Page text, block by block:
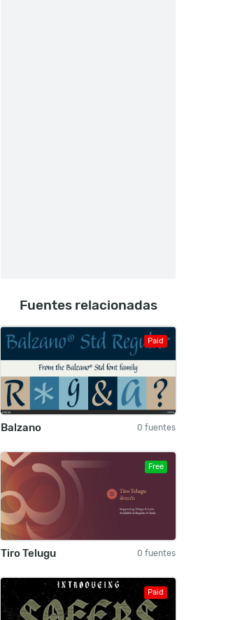
Fuentes relacionadas
Paid
Balzano 0 fuentes
Free
Tiro Telugu 0 fuentes
Paid